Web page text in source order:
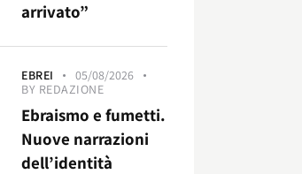
arrivato”
EBREI
05/08/2026
BY REDAZIONE
Ebraismo e fumetti.
Nuove narrazioni
dell’identità